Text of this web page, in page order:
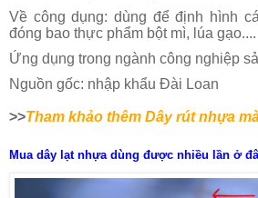
Về công dụng: dùng để định hình
đóng bao thực phẩm bột mì, lúa gạo....
Ứng dụng trong ngành công nghiệp
Nguồn gốc: nhập khẩu Đài Loan
>>Tham khảo thêm Dây rút nhựa
Mua dây lạt nhựa dùng được nhiều lần ở